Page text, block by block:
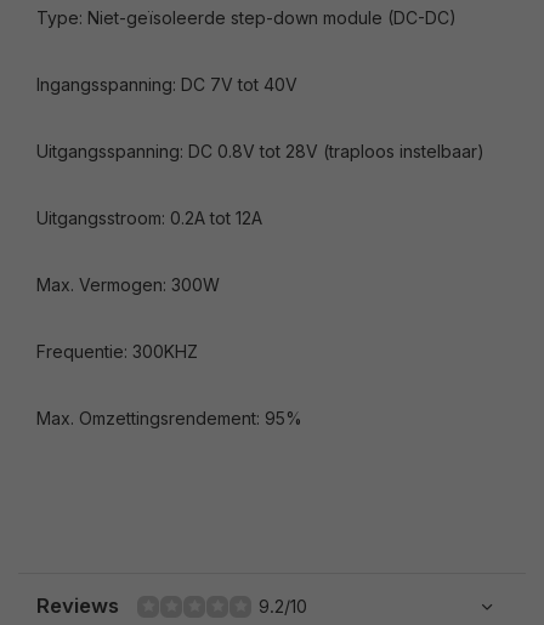
Type: Niet-geïsoleerde step-down module (DC-DC)
Ingangsspanning: DC 7V tot 40V
Uitgangsspanning: DC 0.8V tot 28V (traploos instelbaar)
Uitgangsstroom: 0.2A tot 12A
Max. Vermogen: 300W
Frequentie: 300KHZ
Max. Omzettingsrendement: 95%
Reviews 9.2/10